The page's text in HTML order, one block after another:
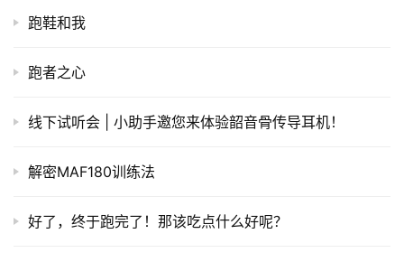
跑鞋和我
跑者之心
线下试听会 | 小助手邀您来体验韶音骨传导耳机！
解密MAF180训练法
好了，终于跑完了！那该吃点什么好呢？